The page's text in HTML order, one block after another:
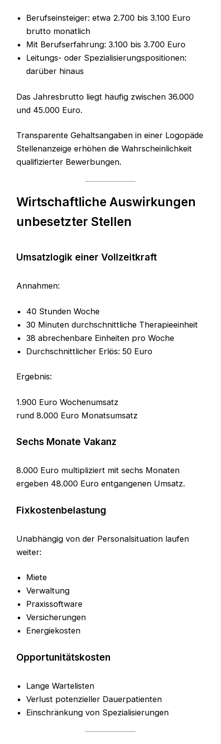
Berufseinsteiger: etwa 2.700 bis 3.100 Euro
brutto monatlich
Mit Berufserfahrung: 3.100 bis 3.700 Euro
Leitungs- oder Spezialisierungspositionen:
darüber hinaus
Das Jahresbrutto liegt häufig zwischen 36.000
und 45.000 Euro.
Transparente Gehaltsangaben in einer Logopäde
Stellenanzeige erhöhen die Wahrscheinlichkeit
qualifizierter Bewerbungen.
Wirtschaftliche Auswirkungen
unbesetzter Stellen
Umsatzlogik einer Vollzeitkraft
Annahmen:
40 Stunden Woche
30 Minuten durchschnittliche Therapieeinheit
38 abrechenbare Einheiten pro Woche
Durchschnittlicher Erlös: 50 Euro
Ergebnis:
1.900 Euro Wochenumsatz
rund 8.000 Euro Monatsumsatz
Sechs Monate Vakanz
8.000 Euro multipliziert mit sechs Monaten
ergeben 48.000 Euro entgangenen Umsatz.
Fixkostenbelastung
Unabhängig von der Personalsituation laufen
weiter:
Miete
Verwaltung
Praxissoftware
Versicherungen
Energiekosten
Opportunitätskosten
Lange Wartelisten
Verlust potenzieller Dauerpatienten
Einschränkung von Spezialisierungen